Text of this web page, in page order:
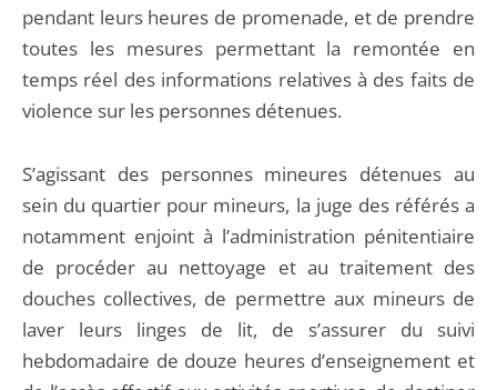
pendant leurs heures de promenade, et de prendre
toutes les mesures permettant la remontée en
temps réel des informations relatives à des faits de
violence sur les personnes détenues.
S’agissant des personnes mineures détenues au
sein du quartier pour mineurs, la juge des référés a
notamment enjoint à l’administration pénitentiaire
de procéder au nettoyage et au traitement des
douches collectives, de permettre aux mineurs de
laver leurs linges de lit, de s’assurer du suivi
hebdomadaire de douze heures d’enseignement et